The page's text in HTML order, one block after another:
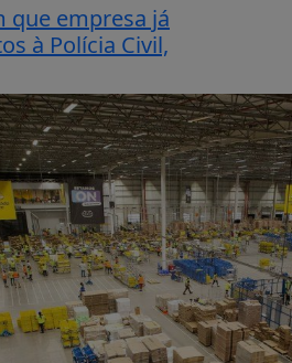
que empresa já
à Polícia Civil,